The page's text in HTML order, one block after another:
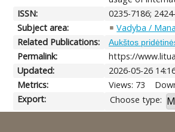
ISSN:
0235-7186;
Subject area:
Vadyba /
Related Publications:
Aukštos
Permalink:
https://
Updated:
2026-05-26
Metrics:
Views: 73
Export:
Choose type: